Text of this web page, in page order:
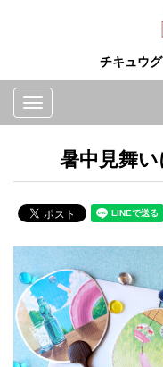
チキュウ
Toggle
navigation
暑中見舞い